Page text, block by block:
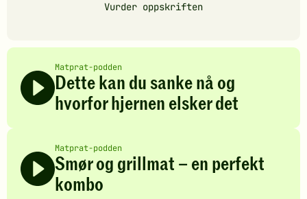
Vurder oppskriften
Matprat-podden
Dette kan du sanke nå og
hvorfor hjernen elsker det
Matprat-podden
Smør og grillmat – en perfekt
kombo